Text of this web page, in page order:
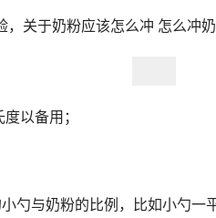
关于奶粉应该怎么冲 怎么冲
以备用；
勺与奶粉的比例，比如小勺